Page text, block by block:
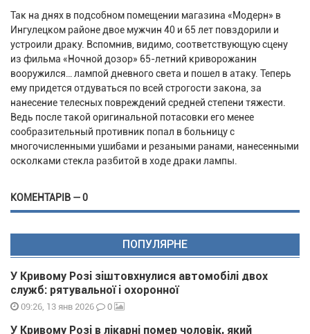
Так на днях в подсобном помещении магазина «Модерн» в
Ингулецком районе двое мужчин 40 и 65 лет повздорили и
устроили драку. Вспомнив, видимо, соответствующую сцену
из фильма «Ночной дозор» 65-летний криворожанин
вооружился… лампой дневного света и пошел в атаку. Теперь
ему придется отдуваться по всей строгости закона, за
нанесение телесных повреждений средней степени тяжести.
Ведь после такой оригинальной потасовки его менее
сообразительный противник попал в больницу с
многочисленными ушибами и резаными ранами, нанесенными
осколками стекла разбитой в ходе драки лампы.
КОМЕНТАРІВ — 0
ПОПУЛЯРНЕ
У Кривому Розі зіштовхнулися автомобілі двох
служб: рятувальної і охоронної
09:26, 13 янв 2026 0
У Кривому Розі в лікарні помер чоловік, який